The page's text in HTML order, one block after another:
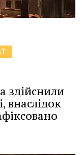
здійснили
внаслідок